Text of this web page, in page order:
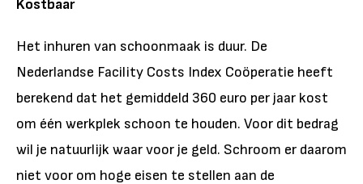
Kostbaar
Het inhuren van schoonmaak is duur. De
Nederlandse Facility Costs Index Coöperatie heeft
berekend dat het gemiddeld 360 euro per jaar kost
om één werkplek schoon te houden. Voor dit bedrag
wil je natuurlijk waar voor je geld. Schroom er daarom
niet voor om hoge eisen te stellen aan de